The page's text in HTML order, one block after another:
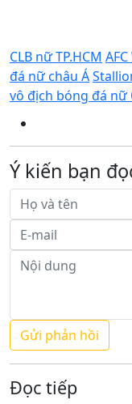
CLB nữ TP.HCM
đá nữ châu Á
vô địch bóng đá nữ
Ý kiến bạn
Đọc tiếp